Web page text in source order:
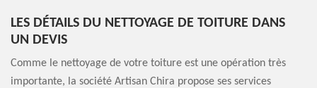
LES DÉTAILS DU NETTOYAGE DE TOITURE DANS
UN DEVIS
Comme le nettoyage de votre toiture est une opération très
importante, la société Artisan Chira propose ses services